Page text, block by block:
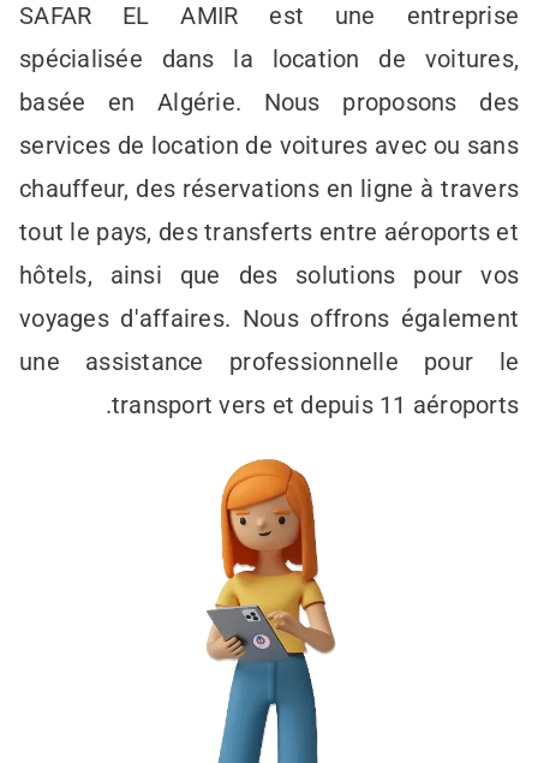
SAFAR EL AMIR est une entreprise
spécialisée dans la location de voitures,
basée en Algérie. Nous proposons des
services de location de voitures avec ou sans
chauffeur, des réservations en ligne à travers
tout le pays, des transferts entre aéroports et
hôtels, ainsi que des solutions pour vos
voyages d'affaires. Nous offrons également
une assistance professionnelle pour le
transport vers et depuis 11 aéroports.